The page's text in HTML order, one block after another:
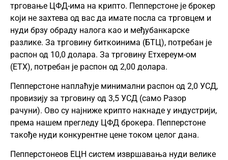
трговање ЦФД-има на крипто. Пепперстоне је брокер
који не захтева од вас да имате посла са трговцем и
нуди брзу обраду налога као и међубанкарске
разлике. За трговину биткоинима (БТЦ), потребан је
распон од 10,0 долара. За трговину Етхереум-ом
(ЕТХ), потребан је распон од 2,00 долара.
Пепперстоне наплаћује минимални распон од 2,0 УСД,
провизију за трговину од 3,5 УСД (само Разор
рачуни). Ово су најниже крипто накнаде у индустрији,
према нашем прегледу ЦФД брокера. Пепперстоне
такође нуди конкурентне цене током целог дана.
Пепперстонеов ЕЦН систем извршавања нуди велике